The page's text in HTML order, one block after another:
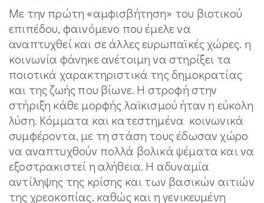
Με την πρώτη «αμφισβήτηση» του βιοτικού
επιπέδου, φαινόμενο που έμελε να
αναπτυχθεί και σε άλλες ευρωπαϊκές χώρες. η
κοινωνία φάνηκε ανέτοιμη να στηρίξει τα
ποιοτικά χαρακτηριστικά της δημοκρατίας
και της ζωής που βίωνε. Η στροφή στην
στήριξη κάθε μορφής λαϊκισμού ήταν η εύκολη
λύση. Κόμματα και κατεστημένα κοινωνικά
συμφέροντα, με τη στάση τους έδωσαν χώρο
να αναπτυχθούν πολλά βολικά ψέματα και να
εξοστρακιστεί η αλήθεια. Η αδυναμία
αντίληψης της κρίσης και των βασικών αιτιών
της χρεοκοπίας, καθώς και η γενικευμένη